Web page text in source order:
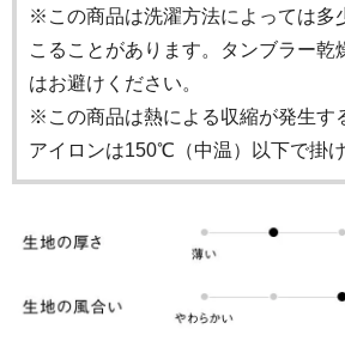
※この商品は洗濯方法によっては多
こることがあります。タンブラー乾
はお避けください。
※この商品は熱による収縮が発生す
アイロンは150℃（中温）以下で掛け